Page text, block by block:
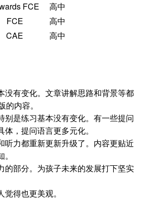
FCE
高中
FCE
高中
CAE 高中
没有变化。文章讲解思路和背景等都
内容。
别是练习基本没有变化。有一些提问
，提问语言更多元化。
听力都重新更新升级了。内容更贴近
的部分。为孩子未来的发展打下坚实
得也更美观。